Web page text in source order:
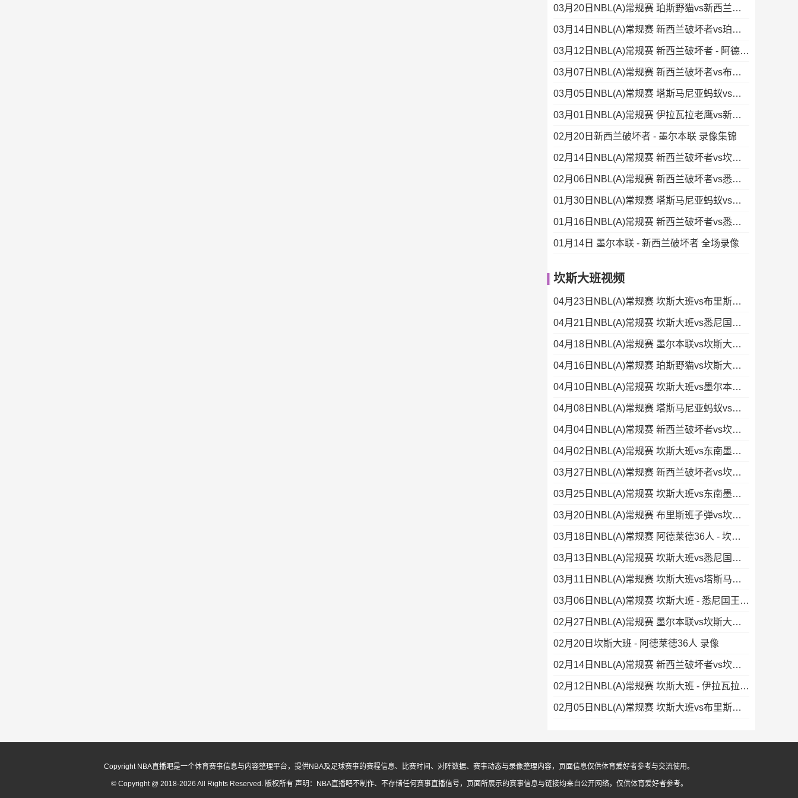
03月20日NBL(A)常规赛 珀斯野猫vs新西兰破坏者 录像集锦
03月14日NBL(A)常规赛 新西兰破坏者vs珀斯野猫 录像
03月12日NBL(A)常规赛 新西兰破坏者 - 阿德莱德36人 录像集锦
03月07日NBL(A)常规赛 新西兰破坏者vs布里斯班子弹 全场录像
03月05日NBL(A)常规赛 塔斯马尼亚蚂蚁vs新西兰破坏者 录像
03月01日NBL(A)常规赛 伊拉瓦拉老鹰vs新西兰破坏者 录像
02月20日新西兰破坏者 - 墨尔本联 录像集锦
02月14日NBL(A)常规赛 新西兰破坏者vs坎斯大班 录像集锦
02月06日NBL(A)常规赛 新西兰破坏者vs悉尼国王 录像
01月30日NBL(A)常规赛 塔斯马尼亚蚂蚁vs新西兰破坏者 录像
01月16日NBL(A)常规赛 新西兰破坏者vs悉尼国王 全场录像
01月14日 墨尔本联 - 新西兰破坏者 全场录像
坎斯大班视频
04月23日NBL(A)常规赛 坎斯大班vs布里斯班子弹 录像集锦
04月21日NBL(A)常规赛 坎斯大班vs悉尼国王 录像集锦
04月18日NBL(A)常规赛 墨尔本联vs坎斯大班 录像集锦
04月16日NBL(A)常规赛 珀斯野猫vs坎斯大班 录像集锦
04月10日NBL(A)常规赛 坎斯大班vs墨尔本联 录像
04月08日NBL(A)常规赛 塔斯马尼亚蚂蚁vs坎斯大班 录像
04月04日NBL(A)常规赛 新西兰破坏者vs坎斯大班 录像
04月02日NBL(A)常规赛 坎斯大班vs东南墨尔本凤凰 录像
03月27日NBL(A)常规赛 新西兰破坏者vs坎斯大班 录像集锦
03月25日NBL(A)常规赛 坎斯大班vs东南墨尔本凤凰 全场录像
03月20日NBL(A)常规赛 布里斯班子弹vs坎斯大班 录像集锦
03月18日NBL(A)常规赛 阿德莱德36人 - 坎斯大班 录像
03月13日NBL(A)常规赛 坎斯大班vs悉尼国王 录像集锦
03月11日NBL(A)常规赛 坎斯大班vs塔斯马尼亚蚂蚁 录像
03月06日NBL(A)常规赛 坎斯大班 - 悉尼国王 录像
02月27日NBL(A)常规赛 墨尔本联vs坎斯大班 录像
02月20日坎斯大班 - 阿德莱德36人 录像
02月14日NBL(A)常规赛 新西兰破坏者vs坎斯大班 录像集锦
02月12日NBL(A)常规赛 坎斯大班 - 伊拉瓦拉老鹰 录像
02月05日NBL(A)常规赛 坎斯大班vs布里斯班子弹 录像
Copyright NBA直播吧是一个体育赛事信息与内容整理平台，提供NBA及足球赛事的赛程信息、比赛时间、对阵数据、赛事动态与录像整理内容，页面信息仅供体育爱好者参考与交流使用。
© Copyright @ 2018-2026 All Rights Reserved. 版权所有 声明：NBA直播吧不制作、不存储任何赛事直播信号，页面所展示的赛事信息与链接均来自公开网络，仅供体育爱好者参考。